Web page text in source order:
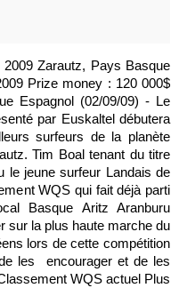
Zarautz, Pays Basque
Prize money : 120 000$
Espagnol (02/09/09) - Le
par Euskaltel débutera
surfeurs de la planète
Tim Boal tenant du titre
le jeune surfeur Landais de
WQS qui fait déjà parti
Basque Aritz Aranburu
sur la plus haute marche du
lors de cette compétition
les encourager et de les
WQS actuel Plus